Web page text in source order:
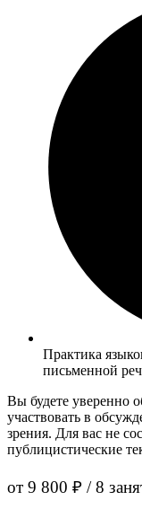
Практика
письменной
Вы будете уверенно
участвовать в
зрения. Для вас не
публицистические
от 9 800 ₽ / 8